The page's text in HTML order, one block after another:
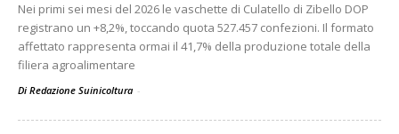
Nei primi sei mesi del 2026 le vaschette di Culatello di Zibello DOP
registrano un +8,2%, toccando quota 527.457 confezioni. Il formato
affettato rappresenta ormai il 41,7% della produzione totale della
filiera agroalimentare
Di Redazione Suinicoltura -